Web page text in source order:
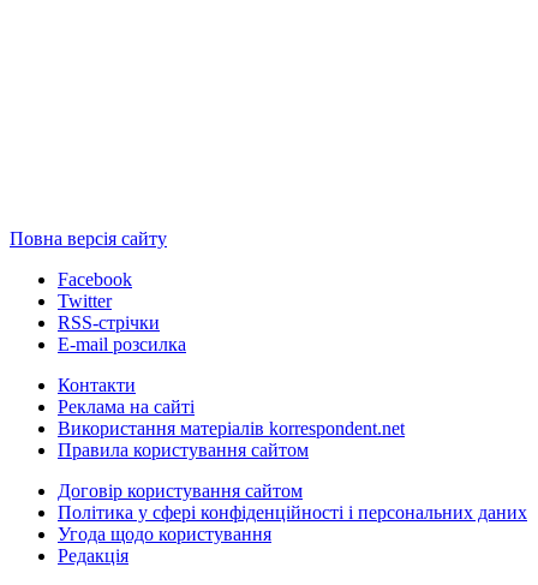
Повна версія сайту
Facebook
Twitter
RSS-стрічки
E-mail розсилка
Контакти
Реклама на сайті
Використання матеріалів korrespondent.net
Правила користування сайтом
Договір користування сайтом
Політика у сфері конфіденційності і персональних даних
Угода щодо користування
Редакція